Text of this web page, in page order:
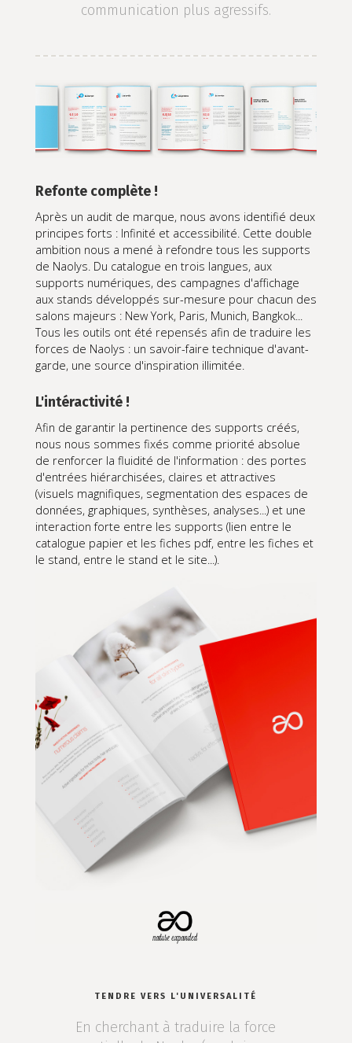
communication plus agressifs.
Refonte complète !
Après un audit de marque, nous avons identifié deux
principes forts : Infinité et accessibilité. Cette double
ambition nous a mené à refondre tous les supports
de Naolys. Du catalogue en trois langues, aux
supports numériques, des campagnes d'affichage
aux stands développés sur-mesure pour chacun des
salons majeurs : New York, Paris, Munich, Bangkok...
Tous les outils ont été repensés afin de traduire les
forces de Naolys : un savoir-faire technique d'avant-
garde, une source d'inspiration illimitée.
L'intéractivité !
Afin de garantir la pertinence des supports créés,
nous nous sommes fixés comme priorité absolue
de renforcer la fluidité de l'information : des portes
d'entrées hiérarchisées, claires et attractives
(visuels magnifiques, segmentation des espaces de
données, graphiques, synthèses, analyses...) et une
interaction forte entre les supports (lien entre le
catalogue papier et les fiches pdf, entre les fiches et
le stand, entre le stand et le site...).
TENDRE VERS L'UNIVERSALITÉ
En cherchant à traduire la force